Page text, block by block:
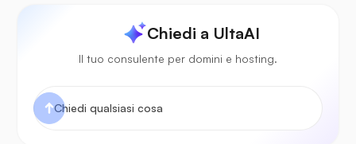
Chiedi a UltaAI
Il tuo consulente per domini e hosting.